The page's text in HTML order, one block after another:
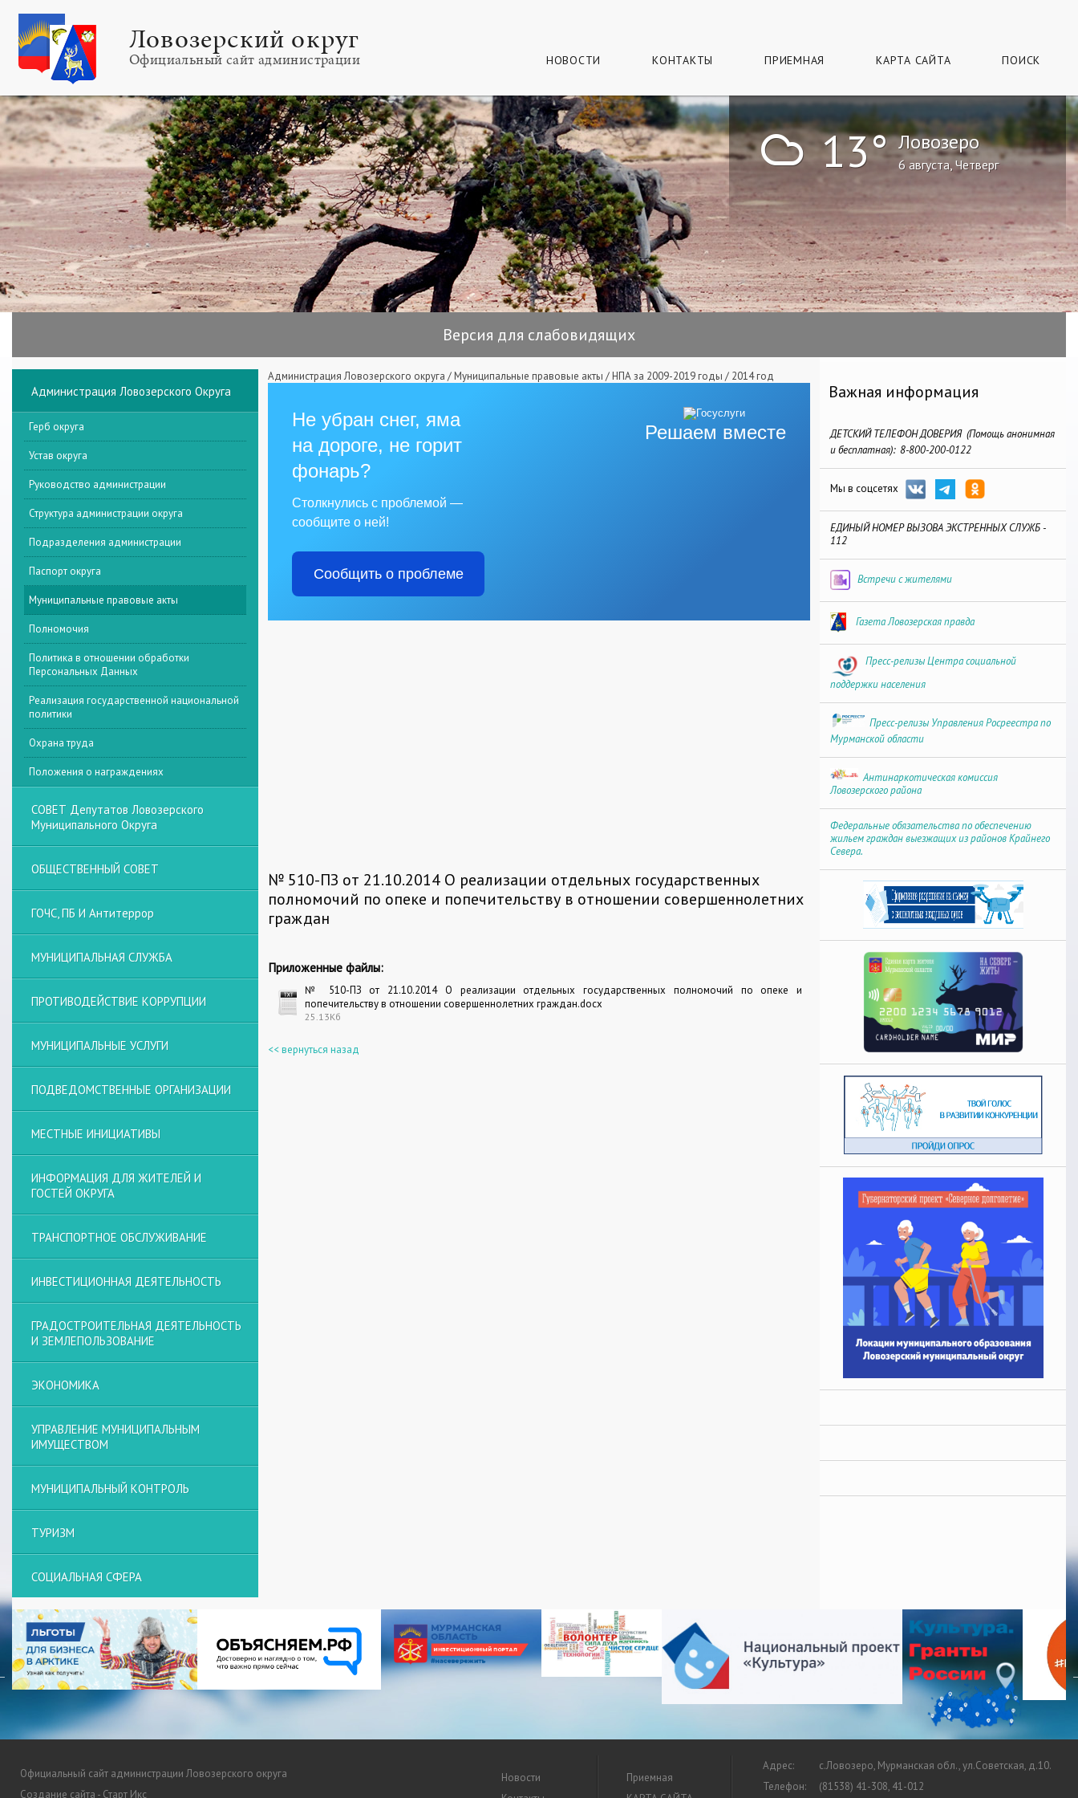
Ловозерский округ
Официальный сайт администрации НОВОСТИ КОНТАКТЫ ПРИЕМНАЯ КАРТА САЙТА ПОИСК
! 13° Ловозеро
6 августа, Четверг
Версия для слабовидящих
Администрация Ловозерского округа / Муниципальные правовые акты / НПА за 2009-2019 годы / 2014 год
Решаем вместе
Не убран снег, яма
на дороге, не горит
фонарь?
Столкнулись с проблемой —
сообщите о ней!
Сообщить о проблеме
№ 510-ПЗ от 21.10.2014 О реализации отдельных государственных
полномочий по опеке и попечительству в отношении совершеннолетних
граждан
Приложенные файлы:
№ 510-ПЗ от 21.10.2014 О реализации отдельных государственных полномочий по опеке и
попечительству в отношении совершеннолетних граждан.docx
25.13Кб
<< вернуться назад
Администрация Ловозерского Округа
Герб округа
Устав округа
Руководство администрации
Структура администрации округа
Подразделения администрации
Паспорт округа
Муниципальные правовые акты
Полномочия
Политика в отношении обработки
Персональных Данных
Реализация государственной национальной
политики
Охрана труда
Положения о награждениях
СОВЕТ Депутатов Ловозерского
Муниципального Округа
ОБЩЕСТВЕННЫЙ СОВЕТ
ГОЧС, ПБ И Антитеррор
МУНИЦИПАЛЬНАЯ СЛУЖБА
ПРОТИВОДЕЙСТВИЕ КОРРУПЦИИ
МУНИЦИПАЛЬНЫЕ УСЛУГИ
ПОДВЕДОМСТВЕННЫЕ ОРГАНИЗАЦИИ
МЕСТНЫЕ ИНИЦИАТИВЫ
ИНФОРМАЦИЯ ДЛЯ ЖИТЕЛЕЙ И
ГОСТЕЙ ОКРУГА
ТРАНСПОРТНОЕ ОБСЛУЖИВАНИЕ
ИНВЕСТИЦИОННАЯ ДЕЯТЕЛЬНОСТЬ
ГРАДОСТРОИТЕЛЬНАЯ ДЕЯТЕЛЬНОСТЬ
И ЗЕМЛЕПОЛЬЗОВАНИЕ
ЭКОНОМИКА
УПРАВЛЕНИЕ МУНИЦИПАЛЬНЫМ
ИМУЩЕСТВОМ
МУНИЦИПАЛЬНЫЙ КОНТРОЛЬ
ТУРИЗМ
СОЦИАЛЬНАЯ СФЕРА
Важная информация
ДЕТСКИЙ ТЕЛЕФОН ДОВЕРИЯ (Помощь анонимная
и бесплатная): 8-800-200-0122
Мы в соцсетях
ЕДИНЫЙ НОМЕР ВЫЗОВА ЭКСТРЕННЫХ СЛУЖБ -
112
Встречи с жителями
Газета Ловозерская правда
Пресс-релизы Центра социальной
поддержки населения
Пресс-релизы Управления Росреестра по
Мурманской области
Антинаркотическая комиссия
Ловозерского района
Федеральные обязательства по обеспечению
жильем граждан выезжащих из районов Крайнего
Севера.
Официальный сайт администрации Ловозерского округа
Создание сайта - Старт Икс
Адрес:
с.Ловозеро, Мурманская обл., ул.Советская, д.10.
Телефон:
(81538) 41-308, 41-012
Новости
Приемная